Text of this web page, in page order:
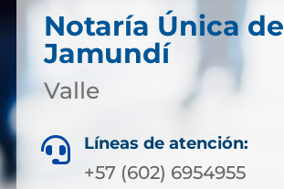
Notaría Única de
Jamundí
Valle
 Líneas de atención:
+57 (602) 6954955